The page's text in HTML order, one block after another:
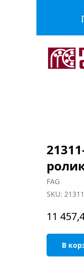
FAG
SKU:
11
В